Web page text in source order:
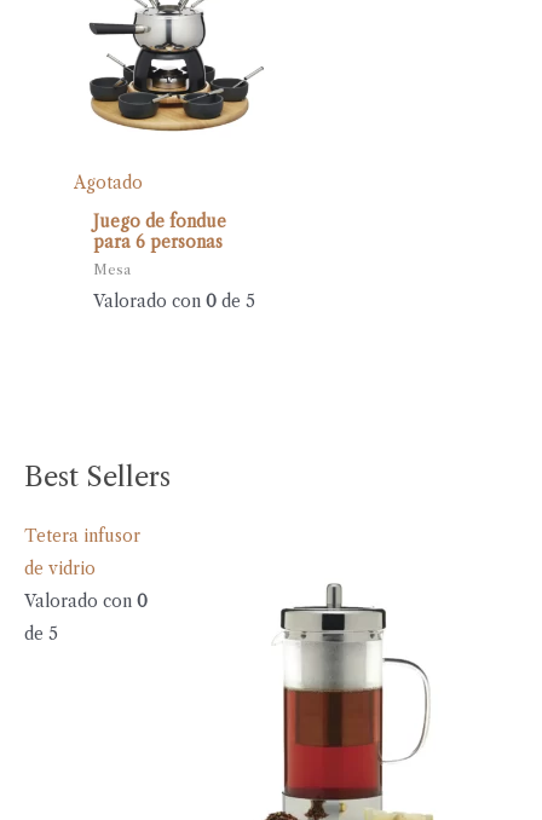
Agotado
Juego de fondue
para 6 personas
Mesa
Valorado con0 de 5
Best Sellers
Tetera infusor
de vidrio
Valorado con 0
de 5